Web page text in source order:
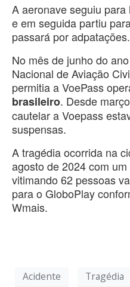
A aeronave seguiu
e em seguida partiu
passará por adpatações.
No mês de junho do
Nacional de Aviação
permitia a VoePass
brasileiro. Desde
cautelar a Voepass
suspensas.
A tragédia ocorrida na
agosto de 2024 com
vitimando 62 pessoas
para o GloboPlay
Wmais.
Acidente Tragédia